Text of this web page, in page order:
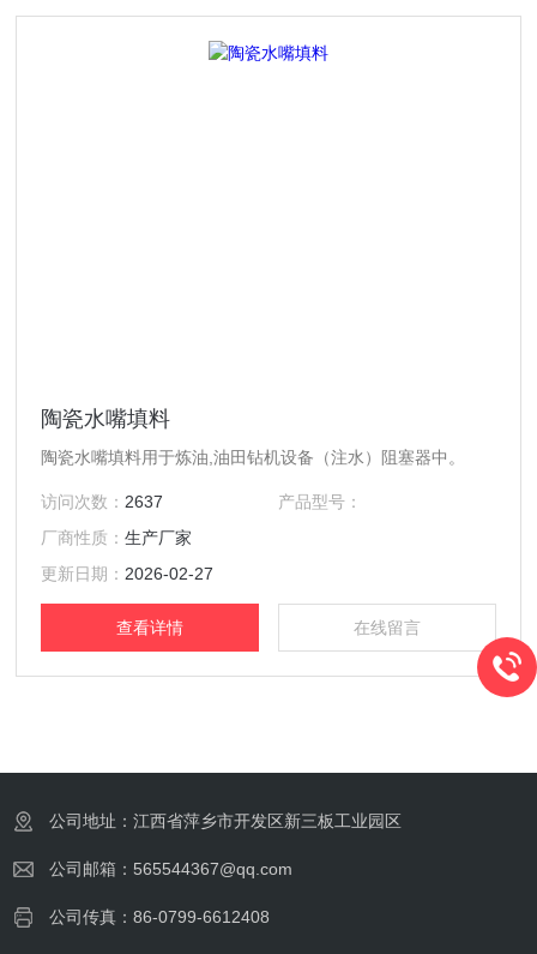
陶瓷水嘴填料
陶瓷水嘴填料用于炼油,油田钻机设备（注水）阻塞器中。
访问次数： 2637
产品型号：
厂商性质：生产厂家
更新日期： 2026-02-27
查看详情 在线留言
公司地址：江西省萍乡市开发区新三板工业园区
公司邮箱：565544367@qq.com
公司传真：86-0799-6612408